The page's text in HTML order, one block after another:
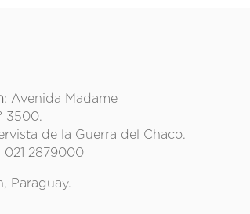
: Avenida Madame
3500.
de la Guerra del Chaco.
021 2879000
Paraguay.